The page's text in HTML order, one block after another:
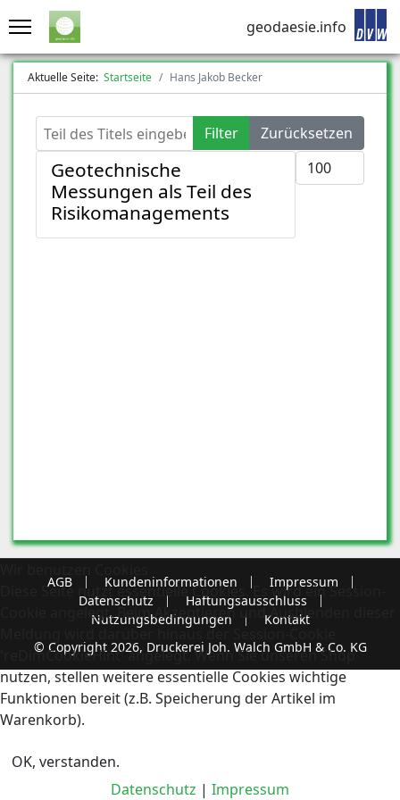
geodaesie.info
Aktuelle Seite: Startseite Hans Jakob Becker
Teil des Titels eingeben Filter
Zurücksetzen
Anzeige #
Geotechnische
Messungen als Teil des
Risikomanagements
AGB Kundeninformationen
Impressum
Datenschutz
Haftungsausschluss
Nutzungsbedingungen
Kontakt
© Copyright 2026, Druckerei Joh. Walch GmbH & Co. KG
Diese Seite nutzt essentielle Cookies. Es wird ein Session-
Cookie angelegt. Beim Akzeptieren und Ausblenden dieser
Meldung wird darüber hinaus der Session-Cookie
'reDimCookieHint' angelegt. Wenn Sie unseren Shop
nutzen, stellen weitere essentielle Cookies wichtige
Funktionen bereit (z.B. Speicherung der Artikel im
Warenkorb).
OK, verstanden.
Datenschutz | Impressum